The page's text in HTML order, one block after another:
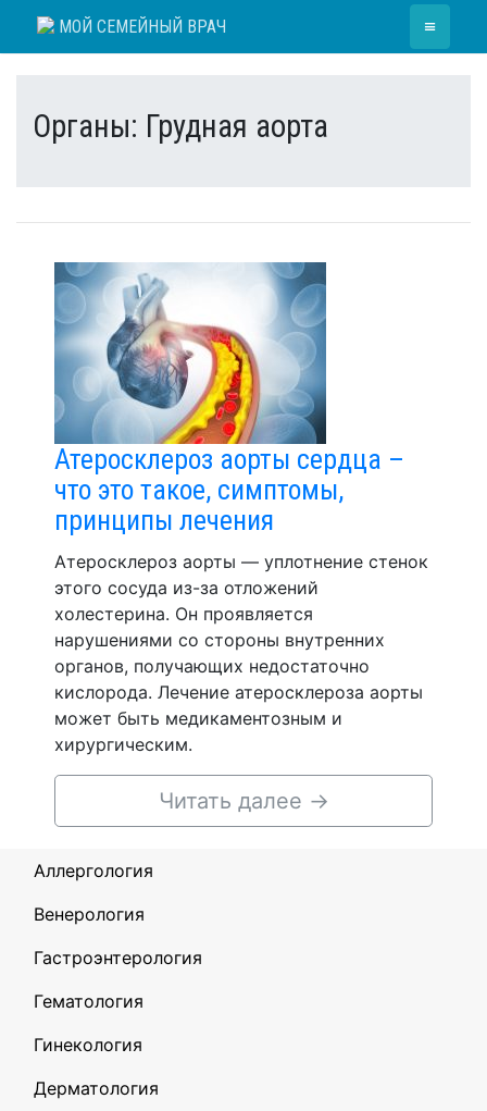
МОЙ СЕМЕЙНЫЙ ВРАЧ ≡
Органы: Грудная аорта
Атеросклероз аорты сердца –
что это такое, симптомы,
принципы лечения
Атеросклероз аорты — уплотнение стенок
этого сосуда из-за отложений
холестерина. Он проявляется
нарушениями со стороны внутренних
органов, получающих недостаточно
кислорода. Лечение атеросклероза аорты
может быть медикаментозным и
хирургическим.
Читать далее →
Аллергология
Венерология
Гастроэнтерология
Гематология
Гинекология
Дерматология